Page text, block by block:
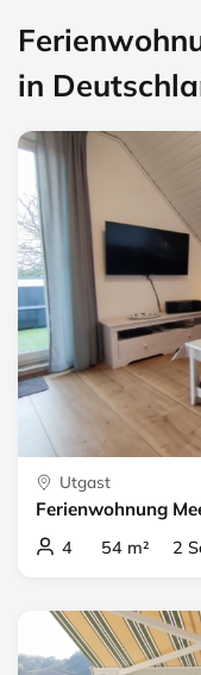
in
Utgast
Ferienwohnung
4 54 m² 2